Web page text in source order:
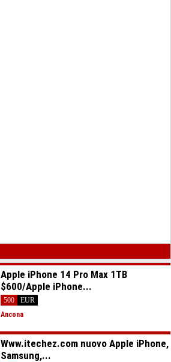
Apple iPhone 14 Pro Max 1TB
$600/Apple iPhone...
500
EUR
Ancona
Www.itechez.com nuovo Apple iPhone,
Samsung,...